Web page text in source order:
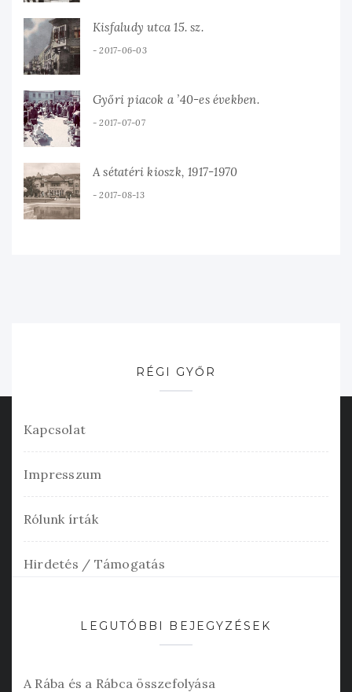
Kisfaludy utca 15. sz.
2017-06-03
Győri piacok a ’40-es években.
2017-07-07
A sétatéri kioszk, 1917-1970
2017-08-13
RÉGI GYŐR
Kapcsolat
Impresszum
Rólunk írták
Hirdetés / Támogatás
LEGUTÓBBI BEJEGYZÉSEK
A Rába és a Rábca összefolyása